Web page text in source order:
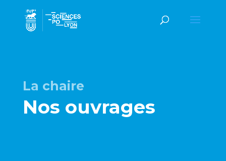
La chaire
Nos ouvrages